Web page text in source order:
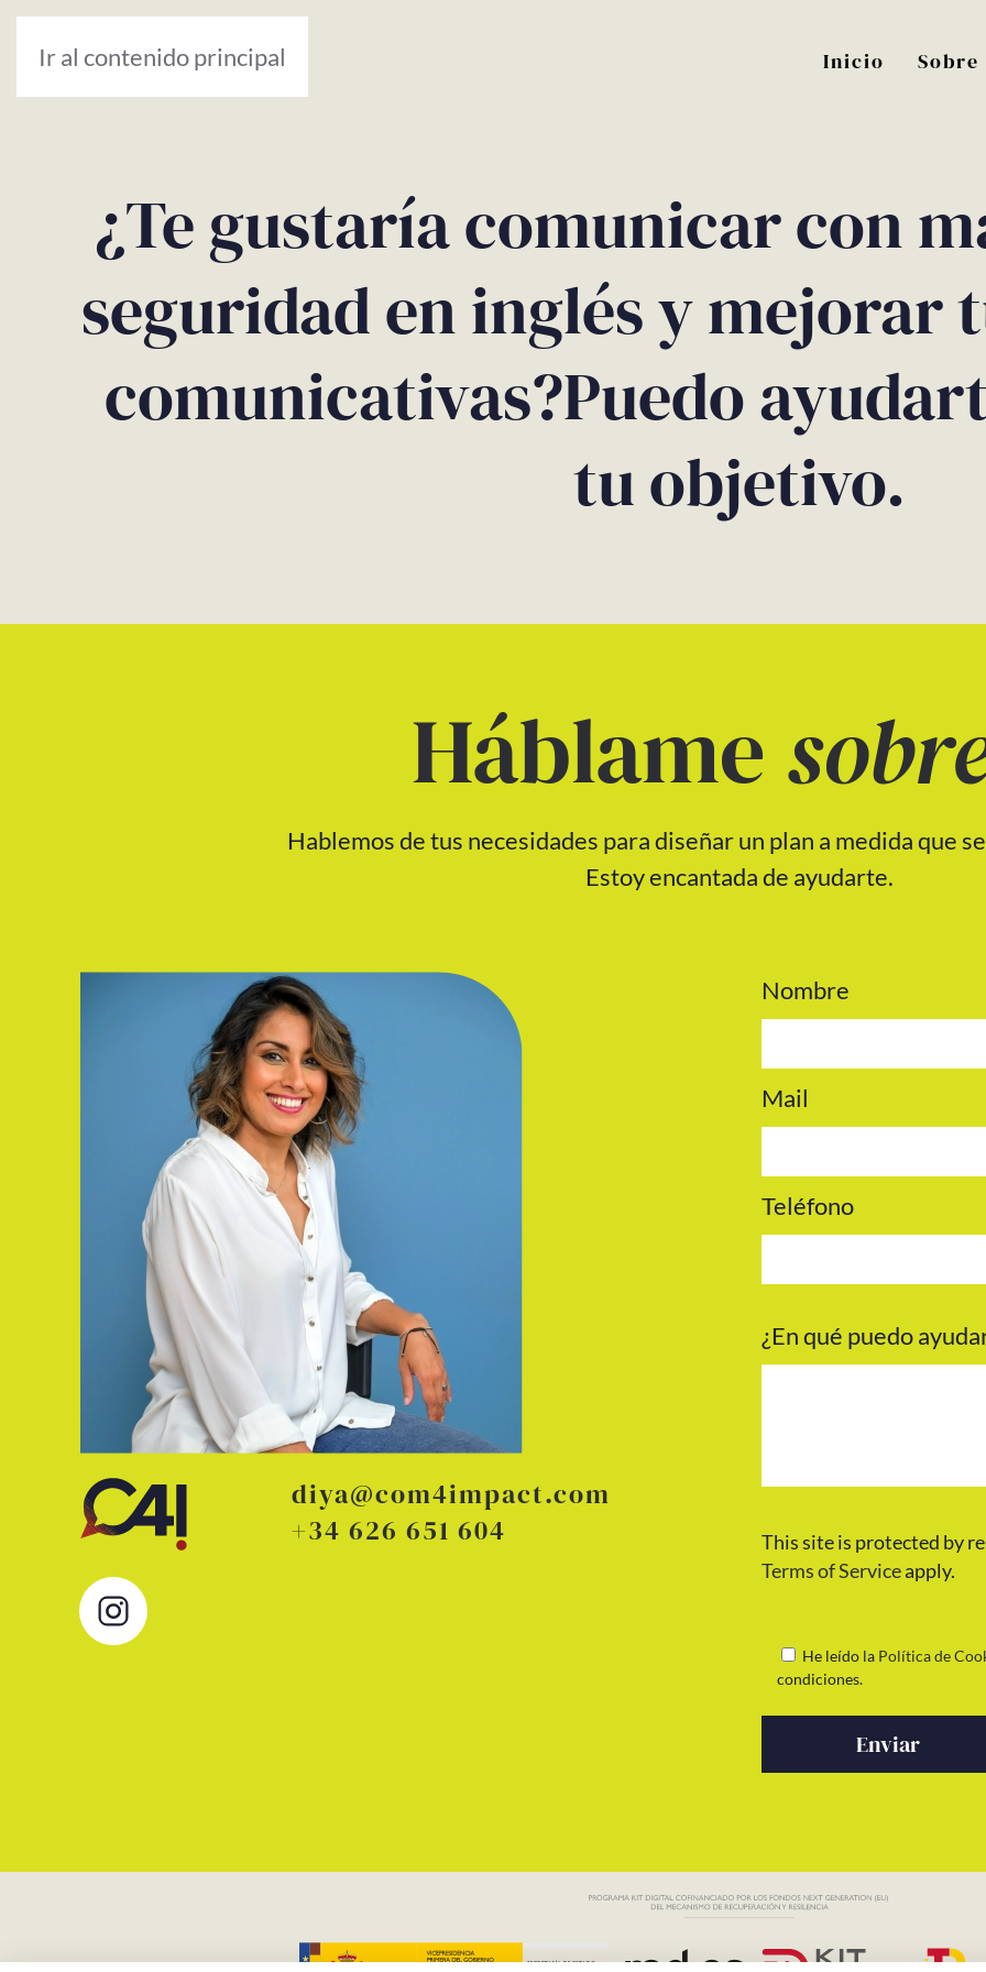
Ir al contenido principal Inicio
¿Te gustaría comunicar con
seguridad en inglés y mejorar
comunicativas?Puedo
tu objetivo.
Háblame
Hablemos de tus necesidades para diseñar un plan a medida que
Estoy encantada de ayudarte.
diya@com4impact.com
+34 626 651 604
Nombre
Mail
Teléfono
¿En qué puedo
This site is protected by
Terms of Serviceapply.
He leído la Política de
condiciones.